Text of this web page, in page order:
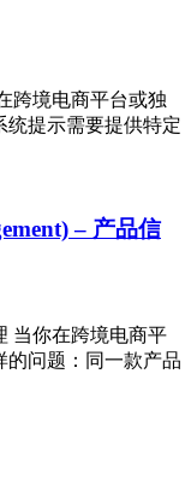
跨境电商平台或独
统提示需要提供特定
– 产品信
当你在跨境电商平
的问题：同一款产品